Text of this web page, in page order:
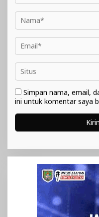
Simpan nama, email,
ini untuk komentar saya